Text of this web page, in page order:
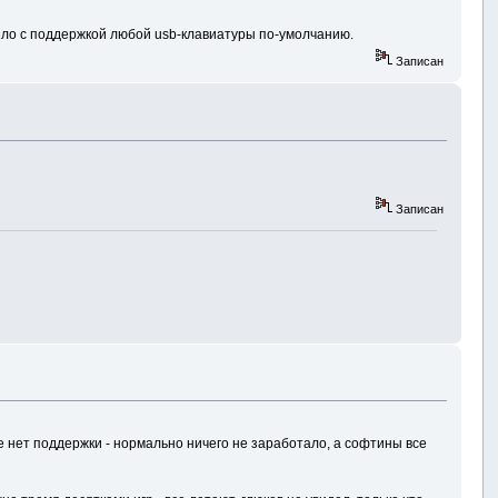
с поддержкой любой usb-клавиатуры по-умолчанию.
Записан
Записан
поддержки - нормально ничего не заработало, а софтины все